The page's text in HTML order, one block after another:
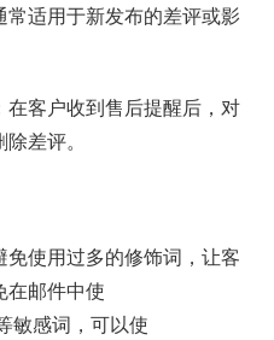
适用于新发布的差评或影
客户收到售后提醒后，对
差评。
使用过多的修饰词，让客
在邮件中使
敏感词，可以使